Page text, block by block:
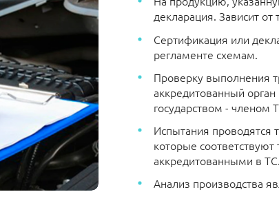
декларация. Зависит от
Сертификация или
регламенте схемам.
Проверку выполнения
аккредитованный
государством - членом
Испытания проводятся
которые
аккредитованными в ТС.
Анализ производства